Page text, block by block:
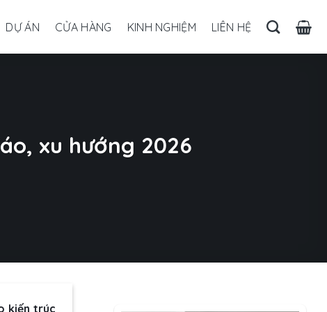
DỰ ÁN CỬA HÀNG KINH NGHIỆM LIÊN HỆ
xu hướng 2026
kiến trúc